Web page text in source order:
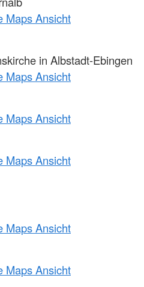
Maps Ansicht
in Albstadt-Ebingen
Maps Ansicht
Maps Ansicht
Maps Ansicht
Maps Ansicht
Maps Ansicht